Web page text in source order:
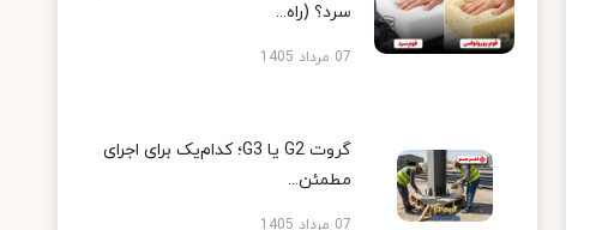
سرد؟ (راه...
07 مرداد 1405
گروت G2 یا G3؛ کدام‌یک برای اجرای
مطمئن...
07 مرداد 1405